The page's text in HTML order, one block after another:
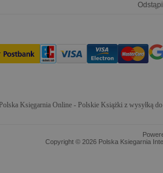
Polska Księgarnia Online - Polskie Książki z wysyłką
Copyright © 2026 Polska Ksiegarnia